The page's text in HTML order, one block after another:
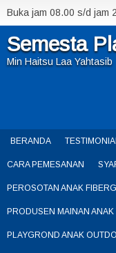
Buka jam 08.00 s/d jam
Semesta
Min Haitsu Laa Yahtasib
BERANDA
CARA PEMESANAN
PEROSOTAN ANAK
PRODUSEN MAINAN
PLAYGROND ANAK